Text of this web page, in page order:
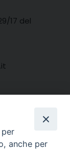
17 del
anche per